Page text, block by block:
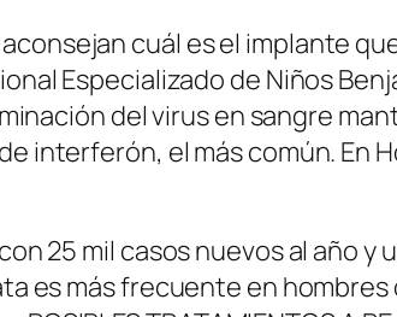
cuál es el implante
Especializado de Niños
del virus en sangre
interferón, el más común. En
25 mil casos nuevos al año y
es más frecuente en